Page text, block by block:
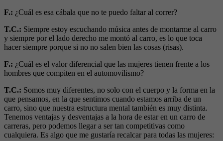
F.: ¿Cuál es esa cábala que no te puedo faltar al correr?
T.C.: Siempre estoy escuchando música antes de montarme al carro
y siempre por el lado derecho me montó al carro, es lo que toca
hacer siempre porque si no no salen bien las cosas (risas).
F.: ¿Cuál es el valor diferencial que las mujeres tienen frente a los
hombres que compiten en el automovilismo?
T.C.: Somos muy diferentes, no solo con el cuerpo y la forma en la
que pensamos, en la que sentimos cuando estamos arriba de un
carro, sino que nuestra estructura mental también es muy distinta.
Tenemos ventajas y desventajas a la hora de estar en un carro de
carreras, pero podemos llegar a ser tan competitivas como
cualquiera. Es algo que me gustaría recalcar para todas las mujeres: